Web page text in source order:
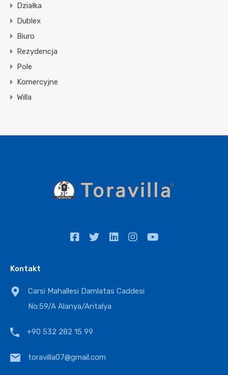
Działka
Dublex
Biuro
Rezydencja
Pole
Komercyjne
Willa
Kontakt
Carsi Mahallesi Damlatas Caddesi
No:59/A Alanya/Antalya
+90 532 282 15 99
toravilla07@gmail.com